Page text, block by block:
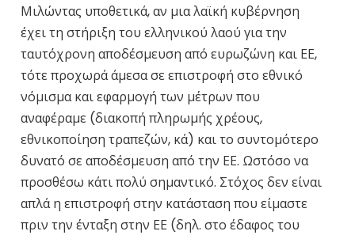
Μιλώντας υποθετικά, αν μια λαϊκή κυβέρνηση
έχει τη στήριξη του ελληνικού λαού για την
ταυτόχρονη αποδέσμευση από ευρωζώνη και ΕΕ,
τότε προχωρά άμεσα σε επιστροφή στο εθνικό
νόμισμα και εφαρμογή των μέτρων που
αναφέραμε (διακοπή πληρωμής χρέους,
εθνικοποίηση τραπεζών, κά) και το συντομότερο
δυνατό σε αποδέσμευση από την ΕΕ. Ωστόσο να
προσθέσω κάτι πολύ σημαντικό. Στόχος δεν είναι
απλά η επιστροφή στην κατάσταση που είμαστε
πριν την ένταξη στην ΕΕ (δηλ. στο έδαφος του